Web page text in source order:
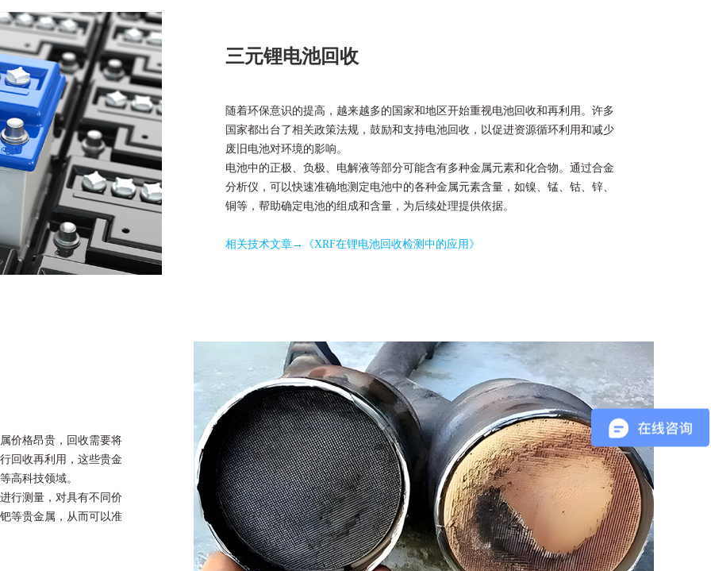
三元锂电池回收
随着环保意识的提高，越来越多的国家和地区开始重视电池回收和再利用。许多
国家都出台了相关政策法规，鼓励和支持电池回收，以促进资源循环利用和减少
废旧电池对环境的影响。
电池中的正极、负极、电解液等部分可能含有多种金属元素和化合物。通过合金
分析仪，可以快速准确地测定电池中的各种金属元素含量，如镍、锰、钴、锌、
铜等，帮助确定电池的组成和含量，为后续处理提供依据。
相关技术文章→ 《XRF在锂电池回收检测中的应用》
价格昂贵，回收需要将
回收再利用，这些贵金
高科技领域。
行测量，对具有不同价
等贵金属，从而可以准